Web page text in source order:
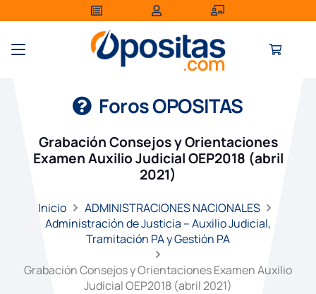
Foros OPOSITAS
Grabación Consejos y Orientaciones
Examen Auxilio Judicial OEP2018 (abril
2021)
Inicio
ADMINISTRACIONES NACIONALES
Administración de Justicia – Auxilio Judicial,
Tramitación PA y Gestión PA
Grabación Consejos y Orientaciones Examen Auxilio
Judicial OEP2018 (abril 2021)